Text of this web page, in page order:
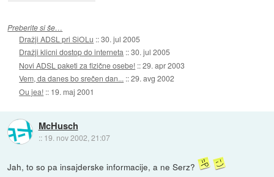
Preberite si še…
Dražji ADSL pri SiOLu ::30. jul 2005
Dražji klicni dostop do interneta ::30. jul 2005
Novi ADSL paketi za fizične osebe! ::29. apr 2003
Vem, da danes bo srečen dan... ::29. avg 2002
Ou jea! :: 19. maj 2001
McHusch
:: 19. nov 2002, 21:07
Jah, to so pa insajderske informacije, a ne Serz?